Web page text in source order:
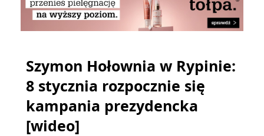
Szymon Hołownia w Rypinie:
8 stycznia rozpocznie się
kampania prezydencka
[wideo]